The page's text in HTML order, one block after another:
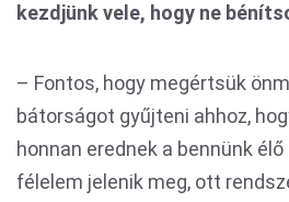
kezdjünk vele, hogy ne
– Fontos, hogy megértsük
bátorságot gyűjteni ahhoz,
honnan erednek a bennünk
félelem jelenik meg, ott